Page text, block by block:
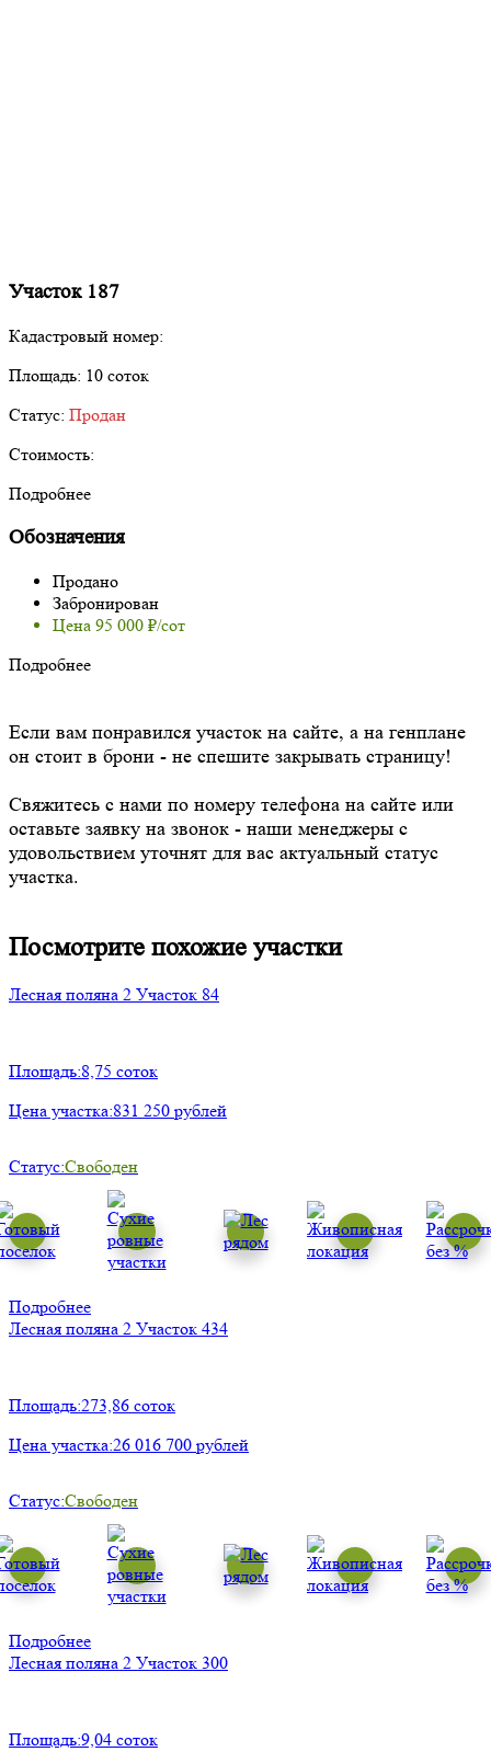
Участок 187
Кадастровый номер:
Площадь: 10 соток
Статус: Продан
Стоимость:
Подробнее
Обозначения
Продано
Забронирован
Цена 95 000 ₽/сот
Подробнее
Если вам понравился участок на сайте, а на генплане
он стоит в брони - не спешите закрывать страницу!
Свяжитесь с нами по номеру телефона на сайте или
оставьте заявку на звонок - наши менеджеры с
удовольствием уточнят для вас актуальный статус
участка.
Посмотрите похожие участки
Лесная поляна 2 Участок 84
Площадь:8,75 соток
Цена участка:831 250 рублей
Статус:Свободен
Подробнее
Лесная поляна 2 Участок 434
Площадь:273,86 соток
Цена участка:26 016 700 рублей
Статус:Свободен
Подробнее
Лесная поляна 2 Участок 300
Площадь:9,04 соток